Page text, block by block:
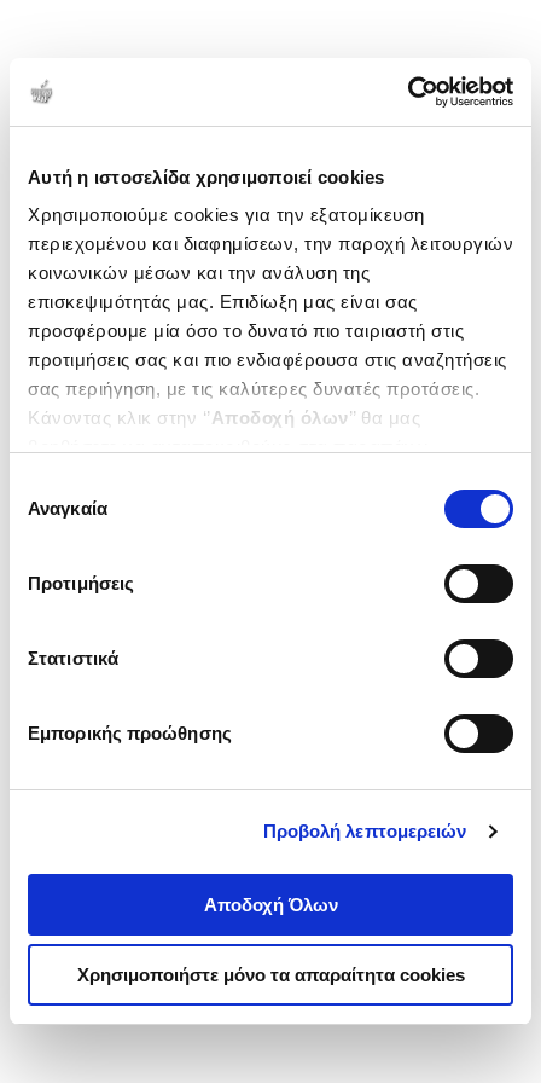
Αυτή η ιστοσελίδα χρησιμοποιεί cookies
Χρησιμοποιούμε cookies για την εξατομίκευση
περιεχομένου και διαφημίσεων, την παροχή λειτουργιών
κοινωνικών μέσων και την ανάλυση της
επισκεψιμότητάς μας. Επιδίωξη μας είναι σας
προσφέρουμε μία όσο το δυνατό πιο ταιριαστή στις
προτιμήσεις σας και πιο ενδιαφέρουσα στις αναζητήσεις
σας περιήγηση, με τις καλύτερες δυνατές προτάσεις.
Κάνοντας κλικ στην ‘’Αποδοχή όλων’’ θα μας
ενδιαφέρουν και να επιλέξετε από τα παρακάτω με την
΄΄και να ενημερωθείτε σχετικά με
συγκατάθεσης
Αναγκαία
Προτιμήσεις
Στατιστικά
Εμπορικής προώθησης
Προβολή λεπτομερειών
Αποδοχή Όλων
Χρησιμοποιήστε μόνο τα απαραίτητα cookies